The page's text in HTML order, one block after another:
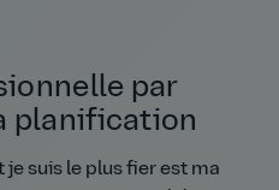
par
planification
je suis le plus fier est ma